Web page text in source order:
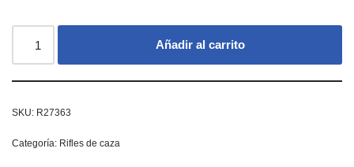
Añadir al carrito
SKU: R27363
Categoría: Rifles de caza